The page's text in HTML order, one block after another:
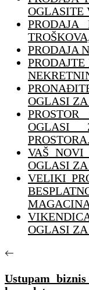
OGLASITE
PRODAJA
OGLASI
OGLASI
PROSTORA.
VAŠ
OGLASI ZA
VELIKI
OGLASI
Ustupam